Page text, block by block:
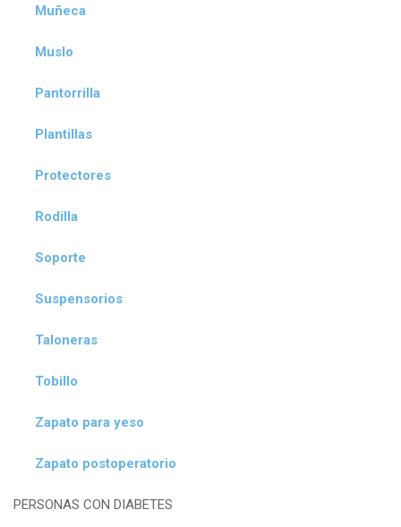
Muñeca
Muslo
Pantorrilla
Plantillas
Protectores
Rodilla
Soporte
Suspensorios
Taloneras
Tobillo
Zapato para yeso
Zapato postoperatorio
PERSONAS CON DIABETES